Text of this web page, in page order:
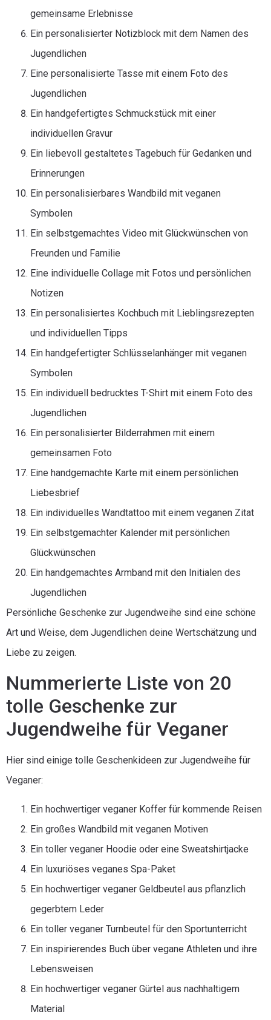
gemeinsame Erlebnisse
Ein personalisierter Notizblock mit dem Namen des
Jugendlichen
Eine personalisierte Tasse mit einem Foto des
Jugendlichen
Ein handgefertigtes Schmuckstück mit einer
individuellen Gravur
Ein liebevoll gestaltetes Tagebuch für Gedanken und
Erinnerungen
Ein personalisierbares Wandbild mit veganen
Symbolen
Ein selbstgemachtes Video mit Glückwünschen von
Freunden und Familie
Eine individuelle Collage mit Fotos und persönlichen
Notizen
Ein personalisiertes Kochbuch mit Lieblingsrezepten
und individuellen Tipps
Ein handgefertigter Schlüsselanhänger mit veganen
Symbolen
Ein individuell bedrucktes T-Shirt mit einem Foto des
Jugendlichen
Ein personalisierter Bilderrahmen mit einem
gemeinsamen Foto
Eine handgemachte Karte mit einem persönlichen
Liebesbrief
Ein individuelles Wandtattoo mit einem veganen Zitat
Ein selbstgemachter Kalender mit persönlichen
Glückwünschen
Ein handgemachtes Armband mit den Initialen des
Jugendlichen
Persönliche Geschenke zur Jugendweihe sind eine schöne
Art und Weise, dem Jugendlichen deine Wertschätzung und
Liebe zu zeigen.
Nummerierte Liste von 20
tolle Geschenke zur
Jugendweihe für Veganer
Hier sind einige tolle Geschenkideen zur Jugendweihe für
Veganer:
Ein hochwertiger veganer Koffer für kommende Reisen
Ein großes Wandbild mit veganen Motiven
Ein toller veganer Hoodie oder eine Sweatshirtjacke
Ein luxuriöses veganes Spa-Paket
Ein hochwertiger veganer Geldbeutel aus pflanzlich
gegerbtem Leder
Ein toller veganer Turnbeutel für den Sportunterricht
Ein inspirierendes Buch über vegane Athleten und ihre
Lebensweisen
Ein hochwertiger veganer Gürtel aus nachhaltigem
Material